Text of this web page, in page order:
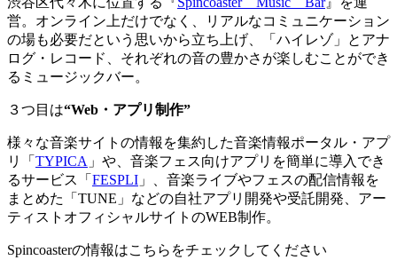
営。オンライン上だけでなく、リアルなコミュニケーション
の場も必要だという思いから立ち上げ、「ハイレゾ」とアナ
ログ・レコード、それぞれの音の豊かさが楽しむことができ
るミュージックバー。
３つ目は“Web・アプリ制作”
様々な音楽サイトの情報を集約した音楽情報ポータル・アプ
リ「 TYPICA 」や、音楽フェス向けアプリを簡単に導入でき
るサービス「 FESPLI 」、音楽ライブやフェスの配信情報を
まとめた「TUNE」などの自社アプリ開発や受託開発、アー
ティストオフィシャルサイトのWEB制作。
Spincoasterの情報はこちらをチェックしてください